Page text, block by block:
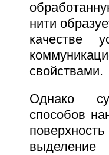
нити
качестве
свойствами.
Однако
способов
выделение